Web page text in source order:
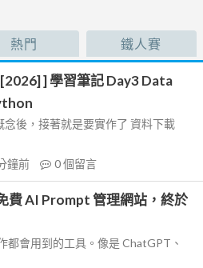
熱門 鐵人賽
] 學習筆記 Day3 Data
後，接著就是要實作了 資料下載
鐘前 0個留言
費 AI Prompt 管理網站，終於
都會用到的工具。像是 ChatGPT、